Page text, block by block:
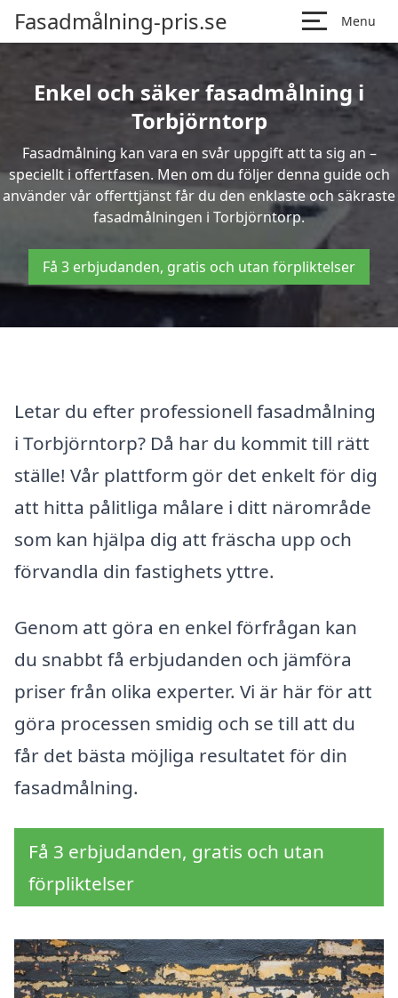
Fasadmålning-pris.se Menu
Enkel och säker fasadmålning i
Torbjörntorp
Fasadmålning kan vara en svår uppgift att ta sig an –
speciellt i offertfasen. Men om du följer denna guide och
använder vår offerttjänst får du den enklaste och säkraste
fasadmålningen i Torbjörntorp.
Få 3 erbjudanden, gratis och utan förpliktelser
Letar du efter professionell fasadmålning
i Torbjörntorp? Då har du kommit till rätt
ställe! Vår plattform gör det enkelt för dig
att hitta pålitliga målare i ditt närområde
som kan hjälpa dig att fräscha upp och
förvandla din fastighets yttre.
Genom att göra en enkel förfrågan kan
du snabbt få erbjudanden och jämföra
priser från olika experter. Vi är här för att
göra processen smidig och se till att du
får det bästa möjliga resultatet för din
fasadmålning.
Få 3 erbjudanden, gratis och utan
förpliktelser